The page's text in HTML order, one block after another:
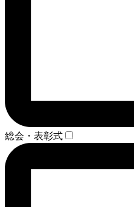
総会・表彰式